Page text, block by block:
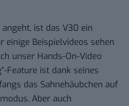
ist das V30 ein
einige Beispielvideos sehen
unser Hands-On-Video
Feature ist dank seines
das Sahnehäubchen auf
Aber auch